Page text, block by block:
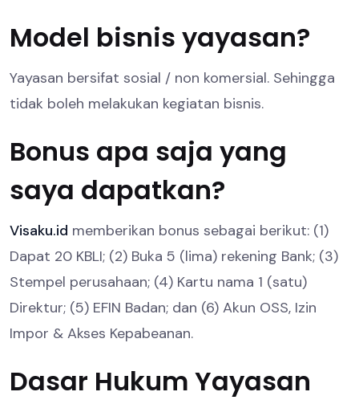
Model bisnis yayasan?
Yayasan bersifat sosial / non komersial. Sehingga
tidak boleh melakukan kegiatan bisnis.
Bonus apa saja yang
saya dapatkan?
Visaku.id memberikan bonus sebagai berikut: (1)
Dapat 20 KBLI; (2) Buka 5 (lima) rekening Bank; (3)
Stempel perusahaan; (4) Kartu nama 1 (satu)
Direktur; (5) EFIN Badan; dan (6) Akun OSS, Izin
Impor & Akses Kepabeanan.
Dasar Hukum Yayasan